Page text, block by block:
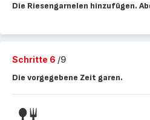
Die Riesengarnelen hinzufügen.
Schritte 6 /9
Die vorgegebene Zeit garen.